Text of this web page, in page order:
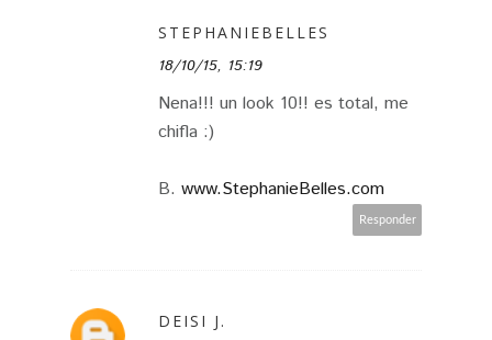
STEPHANIEBELLES
18/10/15, 15:19
Nena!!! un look 10!! es total, me
chifla :)
B. www.StephanieBelles.com
Responder
DEISI J.